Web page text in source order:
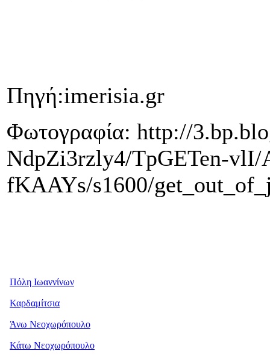
Πηγή:imerisia.gr
Φωτογραφία: http://
NdpZi3rzly4/TpGETen-
fKAAYs/s1600/
Πόλη Ιωαννίνων
Καρδαμίτσια
Άνω Νεοχωρόπουλο
Κάτω Νεοχωρόπουλο